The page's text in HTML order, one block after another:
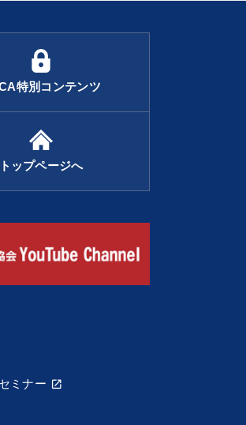
特別コンテンツ
トップページへ
ミナー